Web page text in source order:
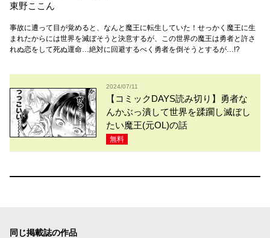
東野ここん
事故に遭って目が覚めると、なんと魔王に転生していた！せっかく魔王に生
まれたからには世界を滅ぼそうと決意するが、この世界の魔王は勇者と許さ
れぬ恋をして死ぬ運命…絶対に回避するべく勇者を倒そうとするが…!?
2024/07/11
【コミックDAYS読み切り】勇者な
んかぶっ潰して世界を蹂躙し滅ぼし
たい魔王(元OL)の話
無料
同じ掲載誌の作品